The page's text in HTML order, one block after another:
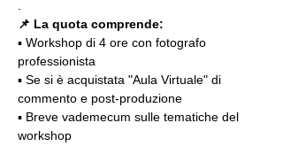
📌 La quota comprende:
▪️ Workshop di 4 ore con fotografo
professionista
▪️ Se si è acquistata "Aula Virtuale" di
commento e post-produzione
▪️ Breve vademecum sulle tematiche del
workshop